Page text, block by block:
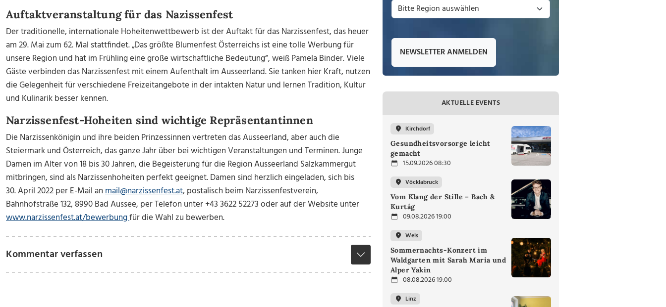
Auftaktveranstaltung für das Nazissenfest
Der traditionelle, internationale Hoheitenwettbewerb ist der Auftakt für das Narzissenfest, das heuer
am 29. Mai zum 62. Mal stattfindet. „Das größte Blumenfest Österreichs ist eine tolle Werbung für
unsere Region und hat im Frühling eine große wirtschaftliche Bedeutung“, weiß Pamela Binder. Viele
Gäste verbinden das Narzissenfest mit einem Aufenthalt im Ausseerland. Sie tanken hier Kraft, nutzen
die Gelegenheit für verschiedene Freizeitangebote in der intakten Natur und lernen Tradition, Kultur
und Kulinarik besser kennen.
Narzissenfest-Hoheiten sind wichtige Repräsentantinnen
Die Narzissenkönigin und ihre beiden Prinzessinnen vertreten das Ausseerland, aber auch die
Steiermark und Österreich, das ganze Jahr über bei wichtigen Veranstaltungen und Terminen. Junge
Damen im Alter von 18 bis 30 Jahren, die Begeisterung für die Region Ausseerland Salzkammergut
mitbringen, sind als Narzissenhoheiten perfekt geeignet. Damen sind herzlich eingeladen, sich bis
30. April 2022 per E-Mail anmail@narzissenfest.at, postalisch beim Narzissenfestverein,
Bahnhofstraße 132, 8990 Bad Aussee, per Telefon unter +43 3622 52273 oder auf der Website unter
www.narzissenfest.at/bewerbungfür die Wahl zu bewerben.
Kommentar verfassen
NEWSLETTER ANMELDEN
AKTUELLE EVENTS
Kirchdorf
Gesundheitsvorsorge leicht
gemacht
15.09.2026 08:30
Vöcklabruck
Vom Klang der Stille – Bach &
Kurtág
09.08.2026 19:00
Wels
Sommernachts-Konzert im
Waldgarten mit Sarah Maria und
Alper Yakin
08.08.2026 19:00
Linz